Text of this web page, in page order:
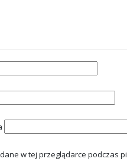
w tej przeglądarce podczas